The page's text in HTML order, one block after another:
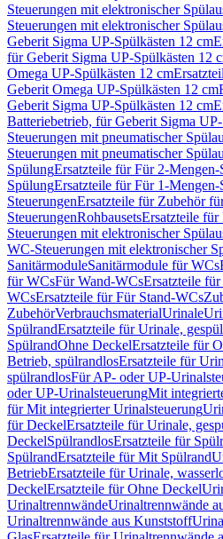
Steuerungen mit elektronischer
Steuerungen mit elektronischer
Geberit Sigma UP-Spülkästen 12 cm
für Geberit Sigma UP-Spülkästen 12
Omega UP-Spülkästen 12 cm
Geberit Omega UP-Spülkästen 12 cm
Geberit Sigma UP-Spülkästen 12 cm
Batteriebetrieb, für Geberit Sigma
Steuerungen mit pneumatischer
Steuerungen mit pneumatischer
SpülungErsatzteile für Für 2-Mengen-
SpülungErsatzteile für Für 1-Mengen-
SteuerungenErsatzteile für Zubehör
SteuerungenRohbausetsErsatzteile für
Steuerungen mit elektronischer
WC-Steuerungen mit elektronischer
SanitärmoduleSanitärmodule für WCs
für WCsFür Wand-WCsErsatzteile
WCsErsatzteile für Für Stand-WCs
ZubehörVerbrauchsmaterialUrinale
SpülrandErsatzteile für Urinale,
SpülrandOhne DeckelErsatzteile für
Betrieb, spülrandlosErsatzteile für
spülrandlosFür AP- oder UP-
oder UP-UrinalsteuerungMit
für Mit integrierter Urinalsteuerung
für DeckelErsatzteile für Urinale,
DeckelSpülrandlosErsatzteile für
SpülrandErsatzteile für Mit Spülrand
BetriebErsatzteile für Urinale,
DeckelErsatzteile für Ohne Deckel
UrinaltrennwändeUrinaltrennwände
Urinaltrennwände aus Kunststoff